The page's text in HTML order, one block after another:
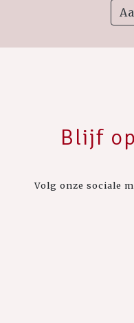
Blijf
Volg onze sociale